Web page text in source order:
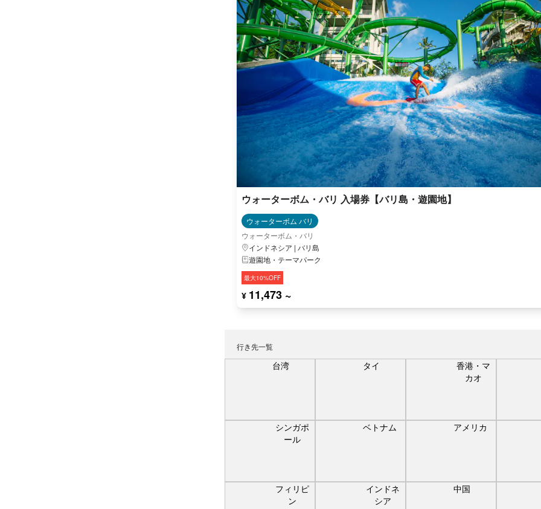
ウォーターボム・バリ 入場券【バリ島・遊園地】
ウォーターボム バリ
ウォーターボム・バリ
インドネシア | バリ島
遊園地・テーマパーク
最大10%OFF
¥ 11,473 ~
行き先一覧
台湾 タイ
香港・マ
カオ
シンガポ
ール
ベトナム アメリカ
フィリピ
ン
インドネ
シア
中国